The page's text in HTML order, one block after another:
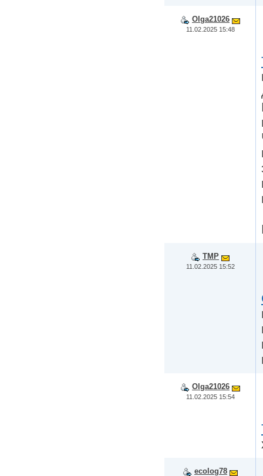
Olga21026
11.02.2025 15:48
TMP
11.02.2025 15:52
Olga21026
11.02.2025 15:54
ecolog78